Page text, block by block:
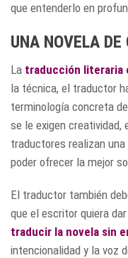
que entenderlo en
UNA NOVELA DE
La traducción literaria
la técnica, el traductor
terminología concreta
se le exigen
traductores realizan
poder ofrecer la mejor
El traductor también
que el escritor quiera
traducir la novela sin
intencionalidad y la voz